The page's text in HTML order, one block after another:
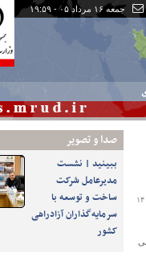
جمعه ۱۶ مرداد ۰۵ - ۱۹:۵۹
صدا و تصوير
ببینید | نشست
مدیرعامل شرکت
ساخت و توسعه با
سرمایه‌گذاران آزادراهی
کشور